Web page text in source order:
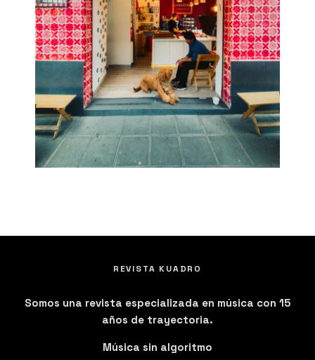
REVISTA KUADRO
Somos una revista especializada en música con 15
años de trayectoria.
Música sin algoritmo